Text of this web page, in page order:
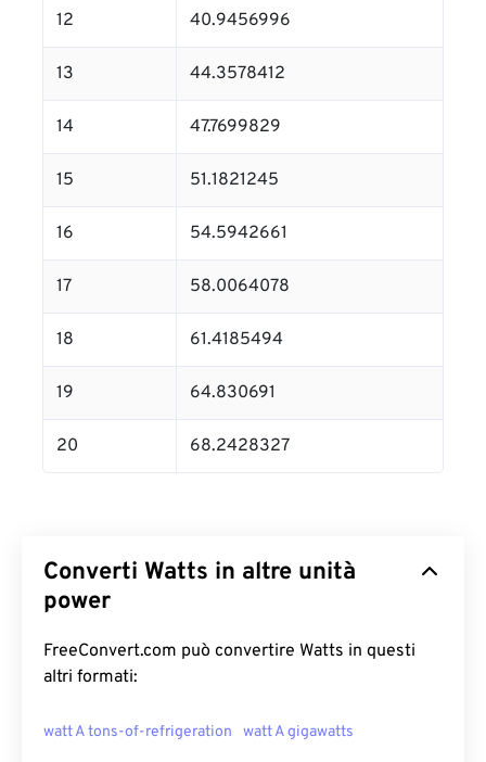
12 40.9456996
13 44.3578412
14 47.7699829
15 51.1821245
16 54.5942661
17 58.0064078
18 61.4185494
19 64.830691
20 68.2428327
Converti Watts in altre unità
power
FreeConvert.com può convertire Watts in questi
altri formati:
watt A tons-of-refrigeration watt A gigawatts